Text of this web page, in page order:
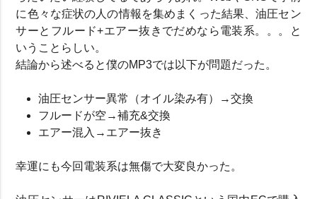
に色々な症状の人の情報を集めまくった結果、油圧セン
サーとフルード+エアー抜きでだめなら電装系。。。と
いうことらしい。
結論から述べると僕のMP3では以下が問題だった。
油圧センサー異常（オイル染み有）→交換
フルードが空→補充&交換
エアー混入→エアー抜き
幸運にも今回電装系は無傷で大変良かった。